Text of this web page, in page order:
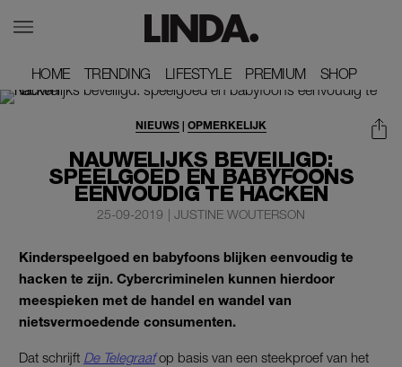
HOME
HOME TRENDING
TRENDING LIFESTYLE
LIFESTYLE PREMIUM
PREMIUM SHOP
SHOP
NAUWELIJKS BEVEILIGD:
SPEELGOED EN BABYFOONS
EENVOUDIG TE HACKEN
NIEUWS | OPMERKELIJK
25-09-2019 | JUSTINE WOUTERSON
Kinderspeelgoed en babyfoons blijken eenvoudig te
hacken te zijn. Cybercriminelen kunnen hierdoor
meespieken met de handel en wandel van
nietsvermoedende consumenten.
Dat schrijft De Telegraafop basis van een steekproef van het